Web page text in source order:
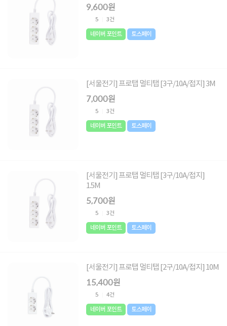
9,600원
5 3건
네이버 포인트 토스페이
[서울전기] 프로탭 멀티탭 [3구/10A/접지] 3M
7,000원
5 3건
네이버 포인트 토스페이
[서울전기] 프로탭 멀티탭 [3구/10A/접지]
1.5M
5,700원
5 3건
네이버 포인트 토스페이
[서울전기] 프로탭 멀티탭 [2구/10A/접지] 10M
15,400원
5 4건
네이버 포인트 토스페이